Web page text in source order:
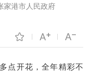
家港市人民政府
点开花，全年精彩不